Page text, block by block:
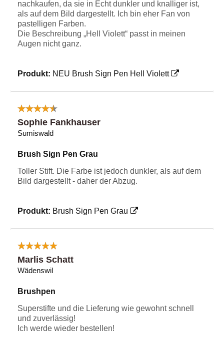
nachkaufen, da sie in Echt dunkler und knalliger ist,
als auf dem Bild dargestellt. Ich bin eher Fan von
pastelligen Farben.
Die Beschreibung „Hell Violett“ passt in meinen
Augen nicht ganz.
Produkt: NEU Brush Sign Pen Hell Violett
Sophie Fankhauser
Sumiswald
Brush Sign Pen Grau
Toller Stift. Die Farbe ist jedoch dunkler, als auf dem
Bild dargestellt - daher der Abzug.
Produkt: Brush Sign Pen Grau
Marlis Schatt
Wädenswil
Brushpen
Superstifte und die Lieferung wie gewohnt schnell
und zuverlässig!
Ich werde wieder bestellen!